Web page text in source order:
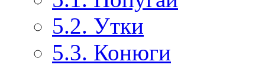
5.2. Утки
5.3. Конюги